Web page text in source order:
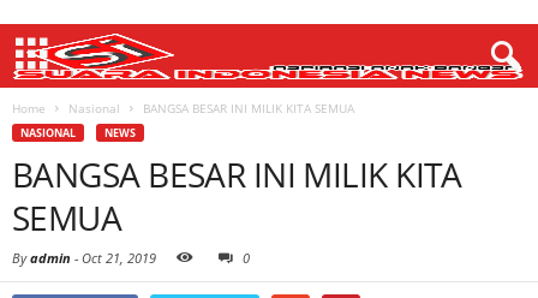
Home Nasional BANGSA BESAR INI MILIK KITA SEMUA
NASIONAL NEWS
BANGSA BESAR INI MILIK KITA
SEMUA
Byadmin - Oct 21, 2019 0